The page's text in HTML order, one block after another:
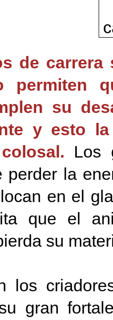
de carrera
permiten
su
y esto
Los
perder la
en el
que el
su
los
gran